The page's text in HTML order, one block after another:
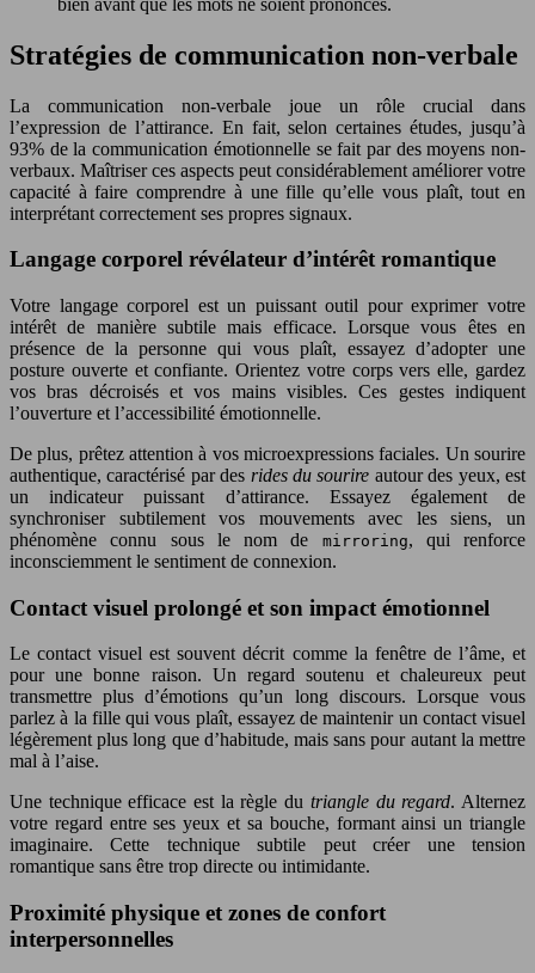
Stratégies de communication non-verbale
La communication non-verbale joue un rôle crucial dans
l’expression de l’attirance. En fait, selon certaines études, jusqu’à
93% de la communication émotionnelle se fait par des moyens non-
verbaux. Maîtriser ces aspects peut considérablement améliorer votre
capacité à faire comprendre à une fille qu’elle vous plaît, tout en
interprétant correctement ses propres signaux.
Langage corporel révélateur d’intérêt romantique
Votre langage corporel est un puissant outil pour exprimer votre
intérêt de manière subtile mais efficace. Lorsque vous êtes en
présence de la personne qui vous plaît, essayez d’adopter une
posture ouverte et confiante. Orientez votre corps vers elle, gardez
vos bras décroisés et vos mains visibles. Ces gestes indiquent
l’ouverture et l’accessibilité émotionnelle.
De plus, prêtez attention à vos microexpressions faciales. Un sourire
authentique, caractérisé par des rides du sourire autour des yeux, est
un indicateur puissant d’attirance. Essayez également de
synchroniser subtilement vos mouvements avec les siens, un
phénomène connu sous le nom de mirroring, qui renforce
inconsciemment le sentiment de connexion.
Contact visuel prolongé et son impact émotionnel
Le contact visuel est souvent décrit comme la fenêtre de l’âme, et
pour une bonne raison. Un regard soutenu et chaleureux peut
transmettre plus d’émotions qu’un long discours. Lorsque vous
parlez à la fille qui vous plaît, essayez de maintenir un contact visuel
légèrement plus long que d’habitude, mais sans pour autant la mettre
mal à l’aise.
Une technique efficace est la règle du triangle du regard. Alternez
votre regard entre ses yeux et sa bouche, formant ainsi un triangle
imaginaire. Cette technique subtile peut créer une tension
romantique sans être trop directe ou intimidante.
Proximité physique et zones de confort
interpersonnelles